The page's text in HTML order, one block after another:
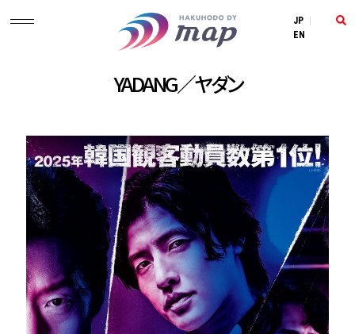
JP
EN
YADANG／ヤダン